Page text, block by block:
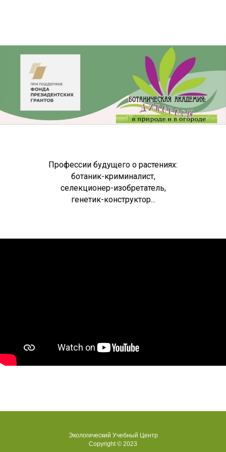
Профессии будущего о растениях:
ботаник-криминалист,
селекционер-изобретатель,
генетик-конструктор...
Экологический Учебный Центр
Copyright © 2023